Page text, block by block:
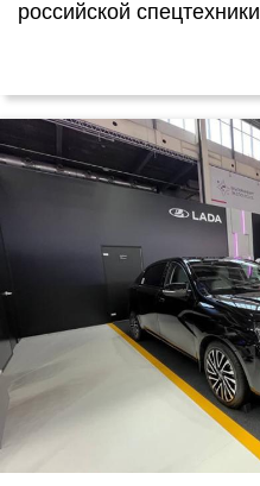
российской спецтехники